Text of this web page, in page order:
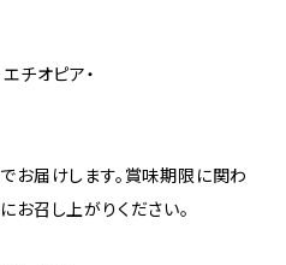
チオピア・
お届けします。賞味期限に関わ
お召し上がりください。